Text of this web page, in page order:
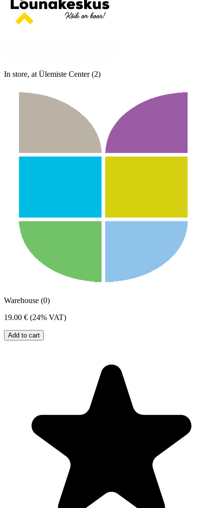
In store, at Ülemiste Center (2)
Warehouse (0)
19.00 € (24% VAT)
Add to cart